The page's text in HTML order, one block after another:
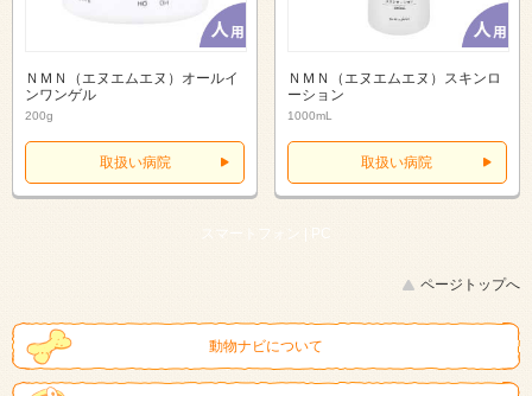
ＮＭＮ（エヌエムエヌ）オールイ
ンワンゲル
200g
取扱い病院
ＮＭＮ（エヌエムエヌ）スキンロ
ーション
1000mL
取扱い病院
スマートフォン | PC
ページトップへ
動物ナビについて